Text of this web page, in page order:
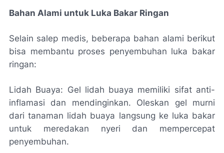
Bahan Alami untuk Luka Bakar Ringan
Selain salep medis, beberapa bahan alami berikut
bisa membantu proses penyembuhan luka bakar
ringan:
Lidah Buaya: Gel lidah buaya memiliki sifat anti-
inflamasi dan mendinginkan. Oleskan gel murni
dari tanaman lidah buaya langsung ke luka bakar
untuk meredakan nyeri dan mempercepat
penyembuhan.